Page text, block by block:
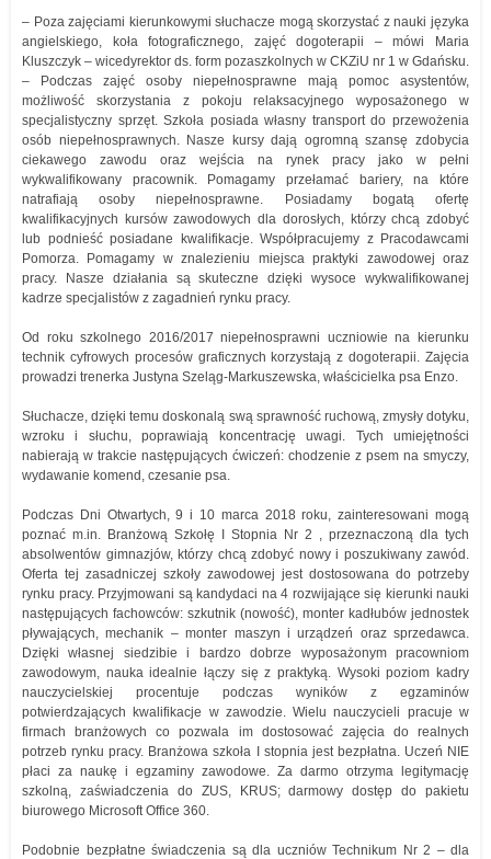
– Poza zajęciami kierunkowymi słuchacze mogą skorzystać z nauki języka
angielskiego, koła fotograficznego, zajęć dogoterapii – mówi Maria
Kluszczyk – wicedyrektor ds. form pozaszkolnych w CKZiU nr 1 w Gdańsku.
– Podczas zajęć osoby niepełnosprawne mają pomoc asystentów,
możliwość skorzystania z pokoju relaksacyjnego wyposażonego w
specjalistyczny sprzęt. Szkoła posiada własny transport do przewożenia
osób niepełnosprawnych. Nasze kursy dają ogromną szansę zdobycia
ciekawego zawodu oraz wejścia na rynek pracy jako w pełni
wykwalifikowany pracownik. Pomagamy przełamać bariery, na które
natrafiają osoby niepełnosprawne. Posiadamy bogatą ofertę
kwalifikacyjnych kursów zawodowych dla dorosłych, którzy chcą zdobyć
lub podnieść posiadane kwalifikacje. Współpracujemy z Pracodawcami
Pomorza. Pomagamy w znalezieniu miejsca praktyki zawodowej oraz
pracy. Nasze działania są skuteczne dzięki wysoce wykwalifikowanej
kadrze specjalistów z zagadnień rynku pracy.
Od roku szkolnego 2016/2017 niepełnosprawni uczniowie na kierunku
technik cyfrowych procesów graficznych korzystają z dogoterapii. Zajęcia
prowadzi trenerka Justyna Szeląg-Markuszewska, właścicielka psa Enzo.
Słuchacze, dzięki temu doskonalą swą sprawność ruchową, zmysły dotyku,
wzroku i słuchu, poprawiają koncentrację uwagi. Tych umiejętności
nabierają w trakcie następujących ćwiczeń: chodzenie z psem na smyczy,
wydawanie komend, czesanie psa.
Podczas Dni Otwartych, 9 i 10 marca 2018 roku, zainteresowani mogą
poznać m.in. Branżową Szkołę I Stopnia Nr 2 , przeznaczoną dla tych
absolwentów gimnazjów, którzy chcą zdobyć nowy i poszukiwany zawód.
Oferta tej zasadniczej szkoły zawodowej jest dostosowana do potrzeby
rynku pracy. Przyjmowani są kandydaci na 4 rozwijające się kierunki nauki
następujących fachowców: szkutnik (nowość), monter kadłubów jednostek
pływających, mechanik – monter maszyn i urządzeń oraz sprzedawca.
Dzięki własnej siedzibie i bardzo dobrze wyposażonym pracowniom
zawodowym, nauka idealnie łączy się z praktyką. Wysoki poziom kadry
nauczycielskiej procentuje podczas wyników z egzaminów
potwierdzających kwalifikacje w zawodzie. Wielu nauczycieli pracuje w
firmach branżowych co pozwala im dostosować zajęcia do realnych
potrzeb rynku pracy. Branżowa szkoła I stopnia jest bezpłatna. Uczeń NIE
płaci za naukę i egzaminy zawodowe. Za darmo otrzyma legitymację
szkolną, zaświadczenia do ZUS, KRUS; darmowy dostęp do pakietu
biurowego Microsoft Office 360.
Podobnie bezpłatne świadczenia są dla uczniów Technikum Nr 2 – dla